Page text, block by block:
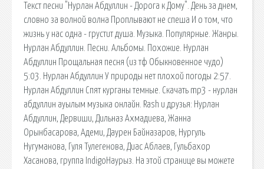
Текст песни "Нурлан Абдуллин - Дорога к Дому". День за днем,
словно за волной волна Проплывают не спеша И о том, что
жизнь у нас одна - грустит душа. Музыка. Популярные. Жанры.
Нурлан Абдуллин. Песни. Альбомы. Похожие. Нурлан
Абдуллин Прощальная песня (из тф Обыкновенное чудо)
5:03. Нурлан Абдуллин У природы нет плохой погоды 2:57.
Нурлан Абдуллин Спят курганы темные. Скачать mp3 - нурлан
абдуллин ауылым музыка онлайн. Rash и друзья: Нурлан
Абдуллин, Дервиши, Дильназ Ахмадиева, Жанна
Орынбасарова, Адеми, Даурен Байназаров, Нургуль
Нугуманова, Гуля Тулегенова, Диас Аблаев, Гульбахор
Хасанова, группа IndigoНаурыз. На этой странице вы можете